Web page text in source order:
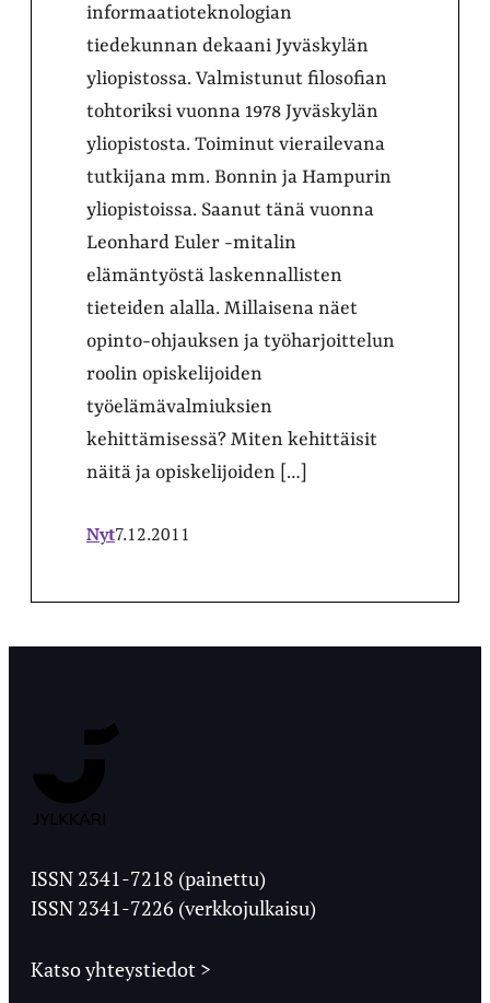
informaatioteknologian
tiedekunnan dekaani Jyväskylän
yliopistossa. Valmistunut filosofian
tohtoriksi vuonna 1978 Jyväskylän
yliopistosta. Toiminut vierailevana
tutkijana mm. Bonnin ja Hampurin
yliopistoissa. Saanut tänä vuonna
Leonhard Euler -mitalin
elämäntyöstä laskennallisten
tieteiden alalla. Millaisena näet
opinto-ohjauksen ja työharjoittelun
roolin opiskelijoiden
työelämävalmiuksien
kehittämisessä? Miten kehittäisit
näitä ja opiskelijoiden […]
Nyt7.12.2011
Ylioppilaslehti
ISSN 2341-7218 (painettu)
ISSN 2341-7226 (verkkojulkaisu)
Katso yhteystiedot >